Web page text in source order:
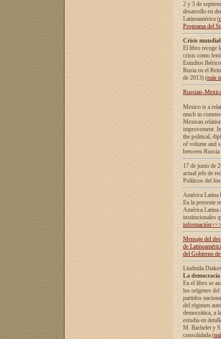
2 y 3 de
desarrollo en
Latinoamérica (
Programa del
Crisis
El libro recoge
crisis como
Estudios
Rusia en el
de 2013) (más
Mexico is a
much in
Mexican
improvement.
the political,
of volume and
between
17 de junio de
actual jefe de
Políticos del
América Latina
En la presente
América Latina
institucionales
información>>>
Mensaje del
de
del Gobierno
Liudmila
La
En el libro se
los orígenes
partidos
del régimen
democrática, а
estudia en
М. Bachelet у
consolidada (